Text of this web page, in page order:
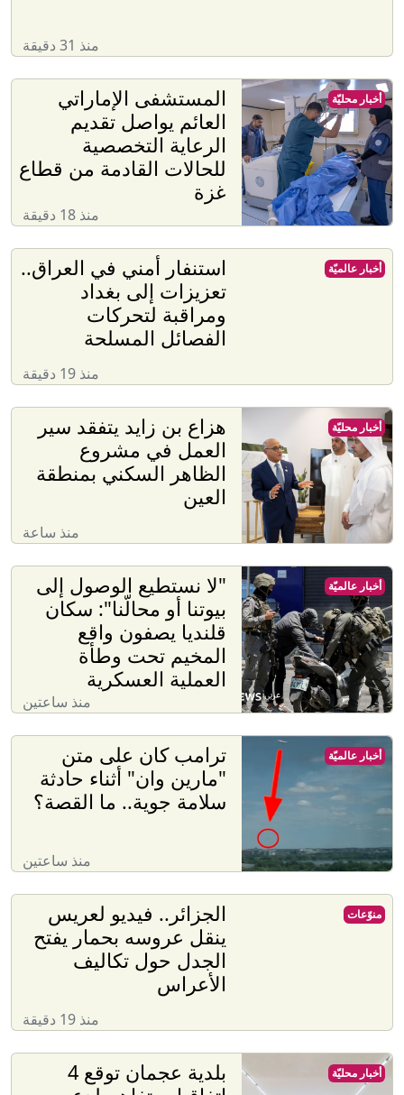
منذ 31 دقيقة
المستشفى الإماراتي
العائم يواصل تقديم
الرعاية التخصصية
للحالات القادمة من قطاع
غزة
منذ 18 دقيقة
أخبار محليّة
استنفار أمني في العراق..
تعزيزات إلى بغداد
ومراقبة لتحركات
الفصائل المسلحة
منذ 19 دقيقة
أخبار عالميّة
هزاع بن زايد يتفقد سير
العمل في مشروع
الظاهر السكني بمنطقة
العين
منذ ساعة
أخبار محليّة
"لا نستطيع الوصول إلى
بيوتنا أو محالّنا": سكان
قلنديا يصفون واقع
المخيم تحت وطأة
العملية العسكرية
منذ ساعتين
أخبار عالميّة
ترامب كان على متن
"مارين وان" أثناء حادثة
سلامة جوية.. ما القصة؟
منذ ساعتين
أخبار عالميّة
الجزائر.. فيديو لعريس
ينقل عروسه بحمار يفتح
الجدل حول تكاليف
الأعراس
منذ 19 دقيقة
منوّعات
بلدية عجمان توقع 4
أخبار محليّة